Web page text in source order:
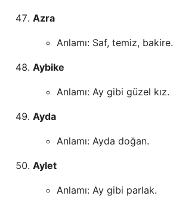
Azra
Anlamı: Saf, temiz, bakire.
Aybike
Anlamı: Ay gibi güzel kız.
Ayda
Anlamı: Ayda doğan.
Aylet
Anlamı: Ay gibi parlak.